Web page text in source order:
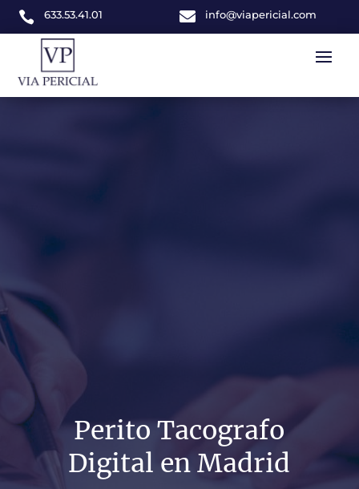
 633.53.41.01  info@viapericial.com
Perito Tacografo
Digital en Madrid